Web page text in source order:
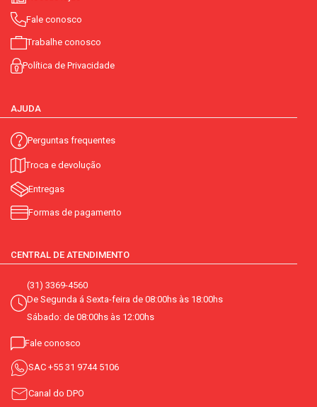
Fale conosco
Trabalhe conosco
Política de Privacidade
AJUDA
Perguntas frequentes
Troca e devolução
Entregas
Formas de pagamento
CENTRAL DE ATENDIMENTO
(31) 3369-4560
De Segunda á Sexta-feira de 08:00hs às 18:00hs
Sábado: de 08:00hs às 12:00hs
Fale conosco
SAC +55 31 9744 5106
Canal do DPO